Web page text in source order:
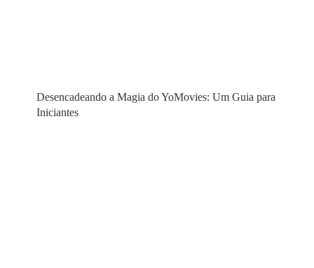
Desencadeando a Magia do YoMovies: Um Guia para
Iniciantes